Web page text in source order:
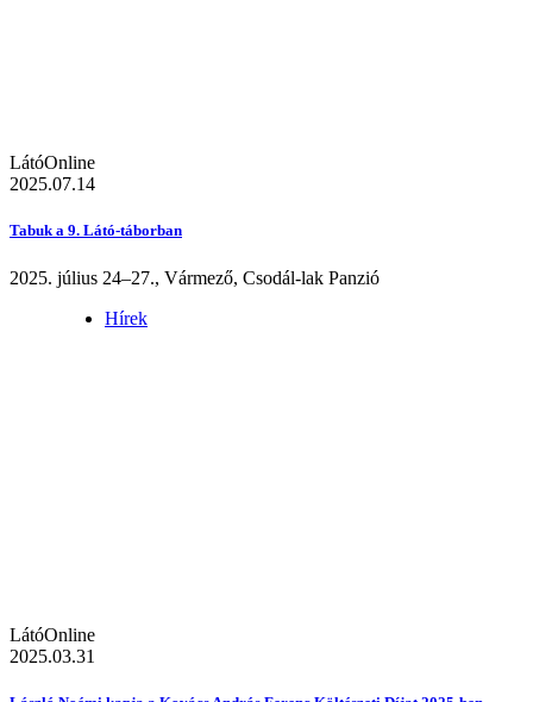
LátóOnline
2025.07.14
Tabuk a 9. Látó-táborban
2025. július 24–27., Vármező, Csodál-lak Panzió
Hírek
LátóOnline
2025.03.31